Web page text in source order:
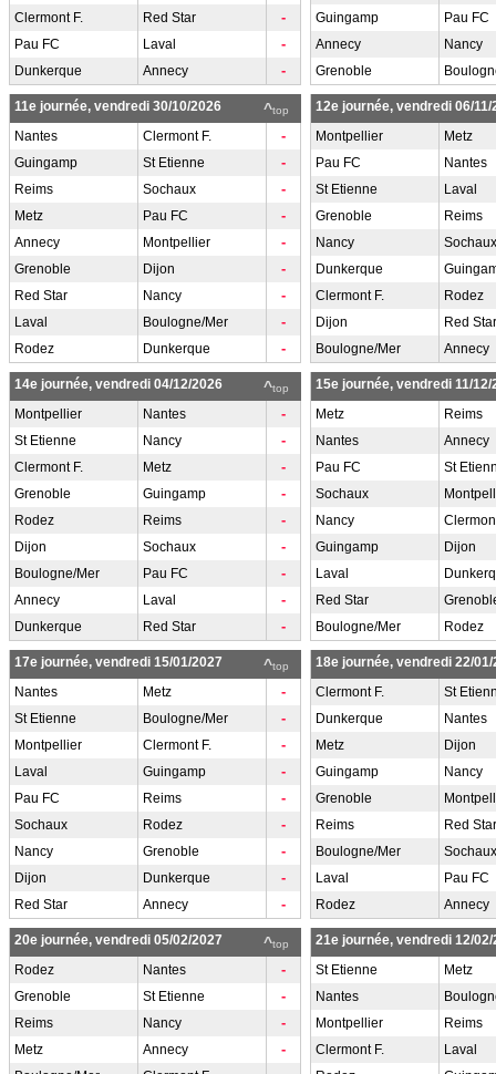
Clermont F. Red Star -
Pau FC Laval -
Dunkerque Annecy -
Guingamp
Pau FC
Annecy
Nancy
Grenoble
^top
11e journée, vendredi 30/10/2026
Nantes
Clermont F. -
Guingamp St Etienne -
Reims Sochaux -
Metz Pau FC -
Annecy Montpellier -
Grenoble Dijon -
Red Star Nancy -
Laval Boulogne/Mer -
Rodez Dunkerque -
12e journée, vendredi 06/11/
Montpellier
Metz
Pau FC
Nantes
St Etienne
Laval
Grenoble
Reims
Nancy
Sochaux
Dunkerque
Clermont F.
Rodez
Dijon
Red Star
Boulogne/Mer
Annecy
^top
14e journée, vendredi 04/12/2026
Montpellier
Nantes -
St Etienne Nancy -
Clermont F. Metz -
Grenoble Guingamp -
Rodez Reims -
Dijon Sochaux -
Boulogne/Mer Pau FC -
Annecy Laval -
Dunkerque Red Star -
15e journée, vendredi 11/12/
Metz
Reims
Nantes
Annecy
Pau FC
St
Sochaux
Nancy
Guingamp
Dijon
Laval
Red Star
Boulogne/Mer
Rodez
^top
17e journée, vendredi 15/01/2027
Nantes
Metz -
St Etienne Boulogne/Mer -
Montpellier Clermont F. -
Laval Guingamp -
Pau FC Reims -
Sochaux Rodez -
Nancy Grenoble -
Dijon Dunkerque -
Red Star Annecy -
18e journée, vendredi 22/01/
Clermont F.
St
Dunkerque
Nantes
Metz
Dijon
Guingamp
Nancy
Grenoble
Reims
Red Star
Boulogne/Mer
Sochaux
Laval
Pau FC
Rodez
Annecy
^top
20e journée, vendredi 05/02/2027
Rodez
Nantes -
Grenoble St Etienne -
Reims Nancy -
Metz Annecy -
21e journée, vendredi 12/02/
St Etienne
Metz
Nantes
Montpellier
Reims
Clermont F.
Laval